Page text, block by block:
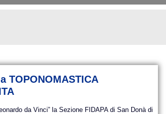
TOPONOMASTICA
da Vinci” la Sezione FIDAPA di San Donà di